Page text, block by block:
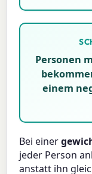
Personen
einem
Bei einer
jeder Person
anstatt ihn